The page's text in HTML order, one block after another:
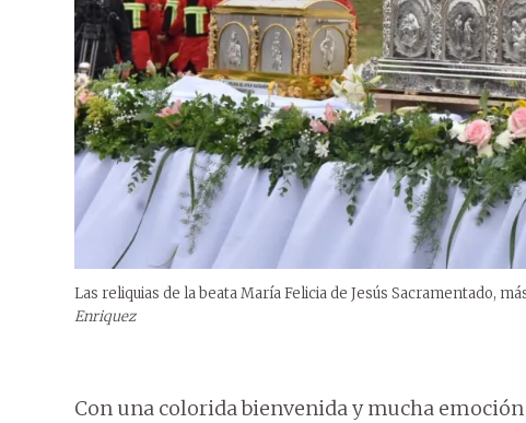
Las reliquias de la beata María Felicia de Jesús Sacramentado,
Enriquez
Con una colorida bienvenida y mucha